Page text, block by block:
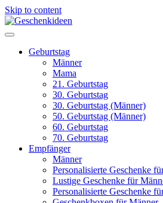
Skip to content
Geburtstag
Männer
Mama
21. Geburtstag
30. Geburtstag
30. Geburtstag (Männer)
50. Geburtstag (Männer)
60. Geburtstag
70. Geburtstag
Empfänger
Männer
Personalisierte Geschenke
Lustige Geschenke für
Personalisierte Geschenke